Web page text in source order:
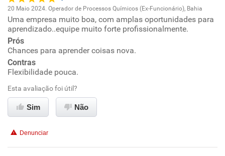
Não recomenda a diretoria
Oportunidade de promoção
Ambiente de trabalho
Conciliação com a vida familiar
Benefícios
20 Maio 2024. Operador de Processos Químicos (Ex-Funcionário), Bahia
Uma empresa muito boa, com amplas oportunidades para
aprendizado..equipe muito forte profissionalmente.
Prós
Chances para aprender coisas nova.
Contras
Flexibilidade pouca.
Esta avaliação foi útil?
Sim Não
Denunciar